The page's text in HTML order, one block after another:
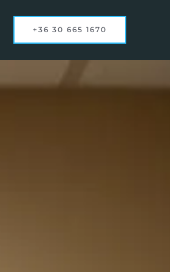
+36 30 665 1670